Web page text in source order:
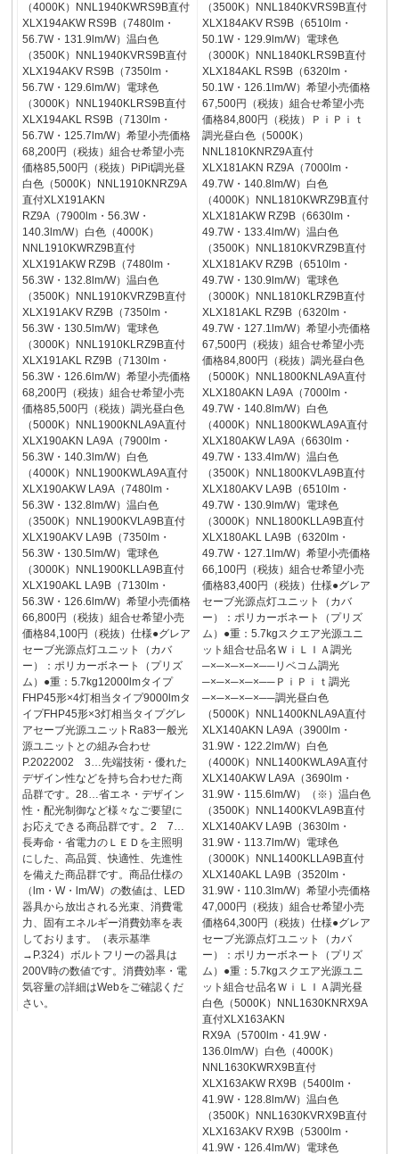
（4000K）NNL1940KWRS9B直付
XLX194AKW RS9B（7480lm・
56.7W・131.9lm/W）温白色
（3500K）NNL1940KVRS9B直付
XLX194AKV RS9B（7350lm・
56.7W・129.6lm/W）電球色
（3000K）NNL1940KLRS9B直付
XLX194AKL RS9B（7130lm・
56.7W・125.7lm/W）希望小売価格
68,200円（税抜）組合せ希望小売
価格85,500円（税抜）PiPit調光昼
白色（5000K）NNL1910KNRZ9A
直付XLX191AKN
RZ9A（7900lm・56.3W・
140.3lm/W）白色（4000K）
NNL1910KWRZ9B直付
XLX191AKW RZ9B（7480lm・
56.3W・132.8lm/W）温白色
（3500K）NNL1910KVRZ9B直付
XLX191AKV RZ9B（7350lm・
56.3W・130.5lm/W）電球色
（3000K）NNL1910KLRZ9B直付
XLX191AKL RZ9B（7130lm・
56.3W・126.6lm/W）希望小売価格
68,200円（税抜）組合せ希望小売
価格85,500円（税抜）調光昼白色
（5000K）NNL1900KNLA9A直付
XLX190AKN LA9A（7900lm・
56.3W・140.3lm/W）白色
（4000K）NNL1900KWLA9A直付
XLX190AKW LA9A（7480lm・
56.3W・132.8lm/W）温白色
（3500K）NNL1900KVLA9B直付
XLX190AKV LA9B（7350lm・
56.3W・130.5lm/W）電球色
（3000K）NNL1900KLLA9B直付
XLX190AKL LA9B（7130lm・
56.3W・126.6lm/W）希望小売価格
66,800円（税抜）組合せ希望小売
価格84,100円（税抜）仕様●グレア
セーブ光源点灯ユニット（カバ
ー）：ポリカーボネート（プリズ
ム）●重：5.7kg12000lmタイプ
FHP45形×4灯相当タイプ9000lmタ
イプFHP45形×3灯相当タイプグレ
アセーブ光源ユニットRa83一般光
源ユニットとの組み合わせ
P.2022002 3…先端技術・優れた
デザイン性などを持ち合わせた商
品群です。28…省エネ・デザイン
性・配光制御など様々なご要望に
お応えできる商品群です。2 7…
長寿命・省電力のＬＥＤを主照明
にした、高品質、快適性、先進性
を備えた商品群です。商品仕様の
（lm・W・lm/W）の数値は、LED
器具から放出される光束、消費電
力、固有エネルギー消費効率を表
しております。（表示基準
→P.324）ボルトフリーの器具は
200V時の数値です。消費効率・電
気容量の詳細はWebをご確認くだ
さい。
（3500K）NNL1840KVRS9B直付
XLX184AKV RS9B（6510lm・
50.1W・129.9lm/W）電球色
（3000K）NNL1840KLRS9B直付
XLX184AKL RS9B（6320lm・
50.1W・126.1lm/W）希望小売価格
67,500円（税抜）組合せ希望小売
価格84,800円（税抜）ＰｉＰｉｔ
調光昼白色（5000K）
NNL1810KNRZ9A直付
XLX181AKN RZ9A（7000lm・
49.7W・140.8lm/W）白色
（4000K）NNL1810KWRZ9B直付
XLX181AKW RZ9B（6630lm・
49.7W・133.4lm/W）温白色
（3500K）NNL1810KVRZ9B直付
XLX181AKV RZ9B（6510lm・
49.7W・130.9lm/W）電球色
（3000K）NNL1810KLRZ9B直付
XLX181AKL RZ9B（6320lm・
49.7W・127.1lm/W）希望小売価格
67,500円（税抜）組合せ希望小売
価格84,800円（税抜）調光昼白色
（5000K）NNL1800KNLA9A直付
XLX180AKN LA9A（7000lm・
49.7W・140.8lm/W）白色
（4000K）NNL1800KWLA9A直付
XLX180AKW LA9A（6630lm・
49.7W・133.4lm/W）温白色
（3500K）NNL1800KVLA9B直付
XLX180AKV LA9B（6510lm・
49.7W・130.9lm/W）電球色
（3000K）NNL1800KLLA9B直付
XLX180AKL LA9B（6320lm・
49.7W・127.1lm/W）希望小売価格
66,100円（税抜）組合せ希望小売
価格83,400円（税抜）仕様●グレア
セーブ光源点灯ユニット（カバ
ー）：ポリカーボネート（プリズ
ム）●重：5.7kgスクエア光源ユニ
ット組合せ品名ＷｉＬＩＡ調光
─×─×─×─×──リベコム調光
─×─×─×─×──ＰｉＰｉｔ調光
─×─×─×─×──調光昼白色
（5000K）NNL1400KNLA9A直付
XLX140AKN LA9A（3900lm・
31.9W・122.2lm/W）白色
（4000K）NNL1400KWLA9A直付
XLX140AKW LA9A（3690lm・
31.9W・115.6lm/W）（※）温白色
（3500K）NNL1400KVLA9B直付
XLX140AKV LA9B（3630lm・
31.9W・113.7lm/W）電球色
（3000K）NNL1400KLLA9B直付
XLX140AKL LA9B（3520lm・
31.9W・110.3lm/W）希望小売価格
47,000円（税抜）組合せ希望小売
価格64,300円（税抜）仕様●グレア
セーブ光源点灯ユニット（カバ
ー）：ポリカーボネート（プリズ
ム）●重：5.7kgスクエア光源ユニ
ット組合せ品名ＷｉＬＩＡ調光昼
白色（5000K）NNL1630KNRX9A
直付XLX163AKN
RX9A（5700lm・41.9W・
136.0lm/W）白色（4000K）
NNL1630KWRX9B直付
XLX163AKW RX9B（5400lm・
41.9W・128.8lm/W）温白色
（3500K）NNL1630KVRX9B直付
XLX163AKV RX9B（5300lm・
41.9W・126.4lm/W）電球色